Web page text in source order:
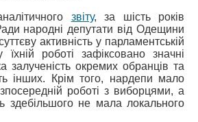
звіту, за шість років
народні депутати від Одещини
активність у парламентській
їхній роботі зафіксовано значні
залученість окремих обранців та
інших. Крім того, нардепи мало
роботі з виборцями, а
здебільшого не мала локального